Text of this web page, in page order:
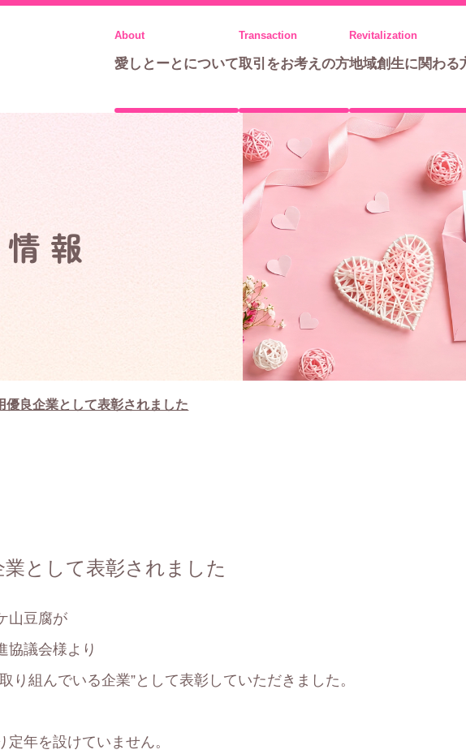
ー
愛しとーとについて取引をお考えの方地域創生に関わる
報
優良企業として表彰されました
業として表彰されました
山豆腐が
協議会様より
り組んでいる企業”として表彰していただきました。
年を設けていません。